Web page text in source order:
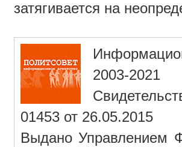
затягивается на
2003-2021
01453 от 26.05.2015
Выдано Управлением